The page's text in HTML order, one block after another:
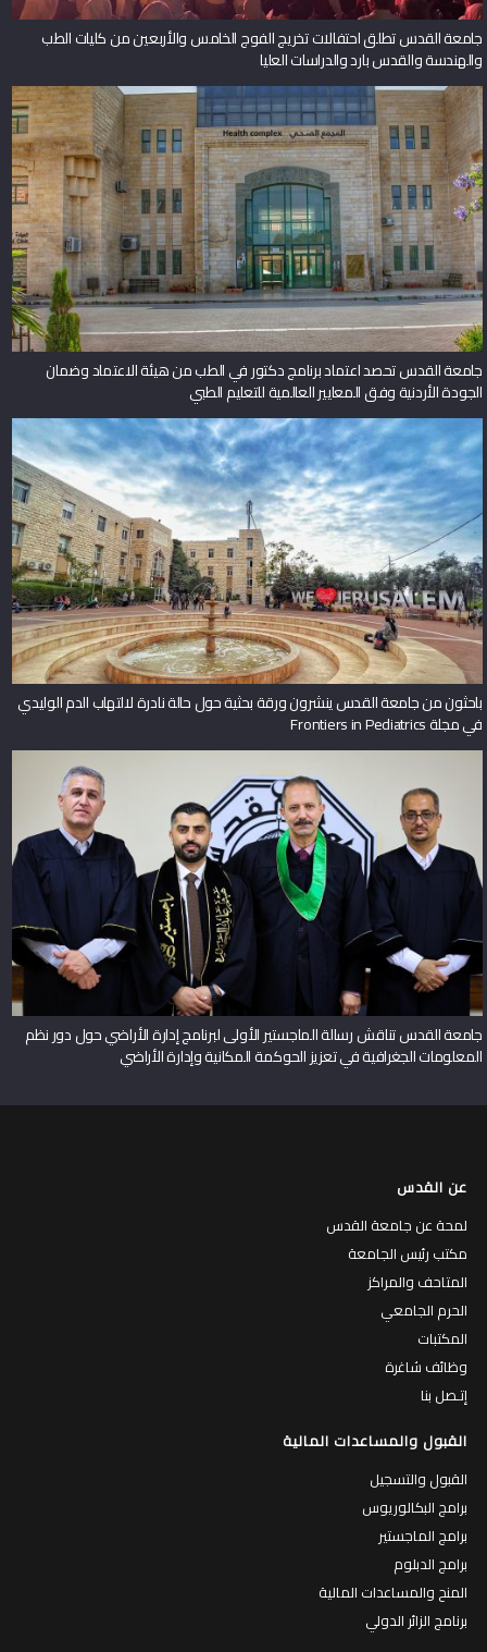
جامعة القدس تطلق احتفالات تخريج الفوج الخامس والأربعين من كليات الطب
والهندسة والقدس بارد والدراسات العليا
جامعة القدس تحصد اعتماد برنامج دكتور في الطب من هيئة الاعتماد وضمان
الجودة الأردنية وفق المعايير العالمية للتعليم الطبي
باحثون من جامعة القدس ينشرون ورقة بحثية حول حالة نادرة لالتهاب الدم الوليدي
في مجلة Frontiers in Pediatrics
جامعة القدس تناقش رسالة الماجستير الأولى لبرنامج إدارة الأراضي حول دور نظم
المعلومات الجغرافية في تعزيز الحوكمة المكانية وإدارة الأراضي
عن القدس
لمحة عن جامعة القدس
مكتب رئيس الجامعة
المتاحف والمراكز
الحرم الجامعي
المكتبات
وظائف شاغرة
إتـصل بنا
القبول والمساعدات المالية
القبول والتسجيل
برامج البكالوريوس
برامج الماجستير
برامج الدبلوم
المنح والمساعدات المالية
برنامج الزائر الدولي